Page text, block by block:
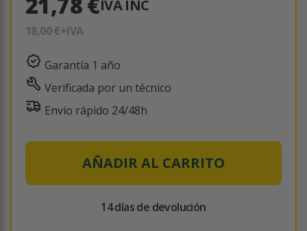
IVA INC
18,00 €+IVA
Garantía 1 año
Verificada por un técnico
Envío rápido 24/48h
AÑADIR AL CARRITO
14 días de devolución